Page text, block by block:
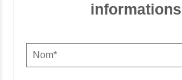
informations